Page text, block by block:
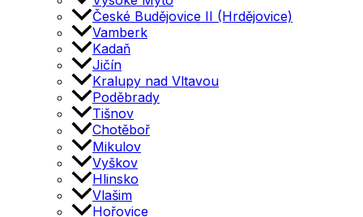
České Budějovice II (Hrdějovice)
Vamberk
Kadaň
Jičín
Kralupy nad Vltavou
Poděbrady
Tišnov
Chotěboř
Mikulov
Vyškov
Hlinsko
Vlašim
Hořovice